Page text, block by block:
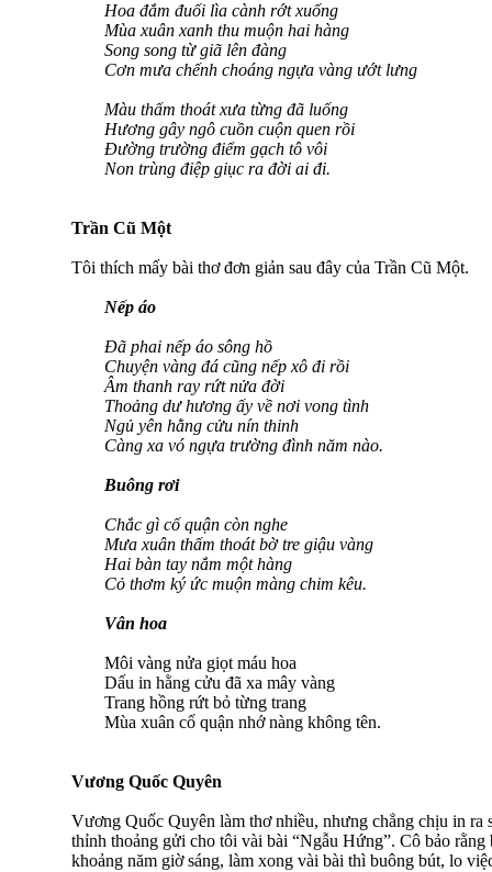
Hoa đắm đuối lìa cành rớt xuống
Mùa xuân xanh thu muộn hai hàng
Song song từ giã lên đàng
Cơn mưa chếnh choáng ngựa vàng ướt lưng
Màu thấm thoát xưa từng đã luống
Hương gây ngô cuồn cuộn quen rồi
Đường trường điểm gạch tô vôi
Non trùng điệp giục ra đời ai đi.
Trần Cũ Một
Tôi thích mấy bài thơ đơn giản sau đây của Trần Cũ Một.
Nếp áo
Đã phai nếp áo sông hồ
Chuyện vàng đá cũng nếp xô đi rồi
Âm thanh ray rứt nửa đời
Thoảng dư hương ấy về nơi vong tình
Ngủ yên hằng cửu nín thinh
Càng xa vó ngựa trường đình năm nào.
Buông rơi
Chắc gì cố quận còn nghe
Mưa xuân thấm thoát bờ tre giậu vàng
Hai bàn tay nắm một hàng
Cỏ thơm ký ức muộn màng chim kêu.
Vân hoa
Môi vàng nửa giọt máu hoa
Dấu in hằng cửu đã xa mây vàng
Trang hồng rứt bỏ từng trang
Mùa xuân cố quận nhớ nàng không tên.
Vương Quốc Quyên
Vương Quốc Quyên làm thơ nhiều, nhưng chẳng chịu in
thỉnh thoảng gửi cho tôi vài bài “Ngẫu Hứng”. Cô bảo rằng
khoảng năm giờ sáng, làm xong vài bài thì buông bút, lo